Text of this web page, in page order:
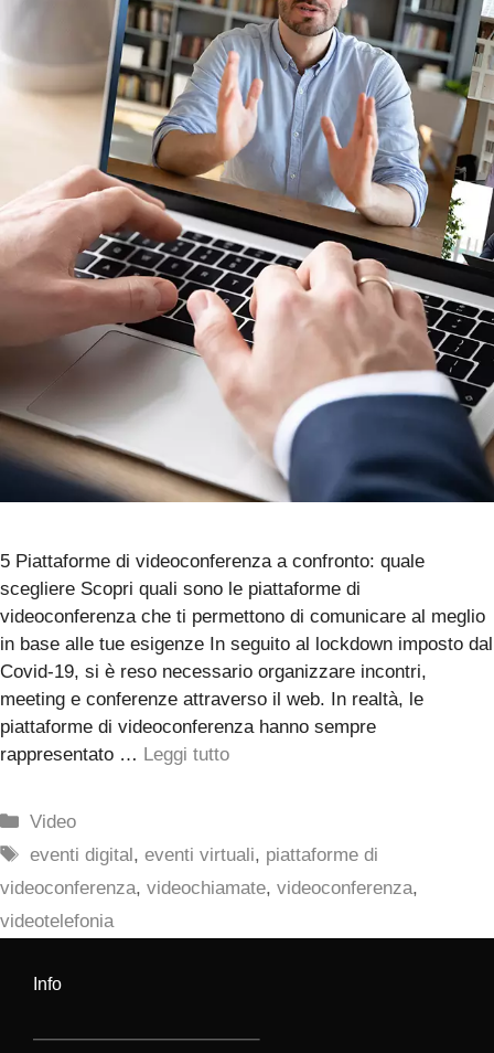
5 Piattaforme di videoconferenza a confronto: quale
scegliere Scopri quali sono le piattaforme di
videoconferenza che ti permettono di comunicare al meglio
in base alle tue esigenze In seguito al lockdown imposto dal
Covid-19, si è reso necessario organizzare incontri,
meeting e conferenze attraverso il web. In realtà, le
piattaforme di videoconferenza hanno sempre
rappresentato … Leggi tutto
Categorie
Video
Tag
eventi digital,eventi virtuali, piattaforme di
videoconferenza, videochiamate, videoconferenza,
videotelefonia
Info